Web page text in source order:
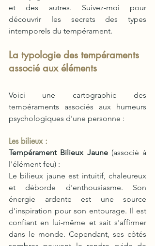
et des autres. Suivez-moi pour
découvrir les secrets des types
intemporels du tempérament.
La typologie des tempéraments
associé aux éléments
Voici une cartographie des
tempéraments associés aux humeurs
psychologiques d'une personne :
Les bilieux :
Tempérament Bilieux Jaune (associé à
l'élément feu) :
Le bilieux jaune est intuitif, chaleureux
et déborde d'enthousiasme. Son
énergie ardente est une source
d'inspiration pour son entourage. Il est
confiant en lui-même et sait s'affirmer
dans le monde. Cependant, ses côtés